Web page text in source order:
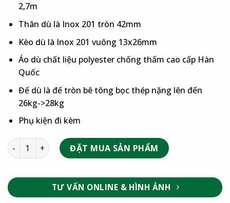
2,7m
Thân dù là Inox 201 tròn 42mm
Kèo dù là Inox 201 vuông 13x26mm
Áo dù chất liệu polyester chống thấm cao cấp Hàn
Quốc
Đế dù là đế tròn bê tông bọc thép nặng lên đến
26kg->28kg
Phụ kiện đi kèm
ĐẶT MUA SẢN PHẨM
TƯ VẤN ONLINE & HÌNH ẢNH